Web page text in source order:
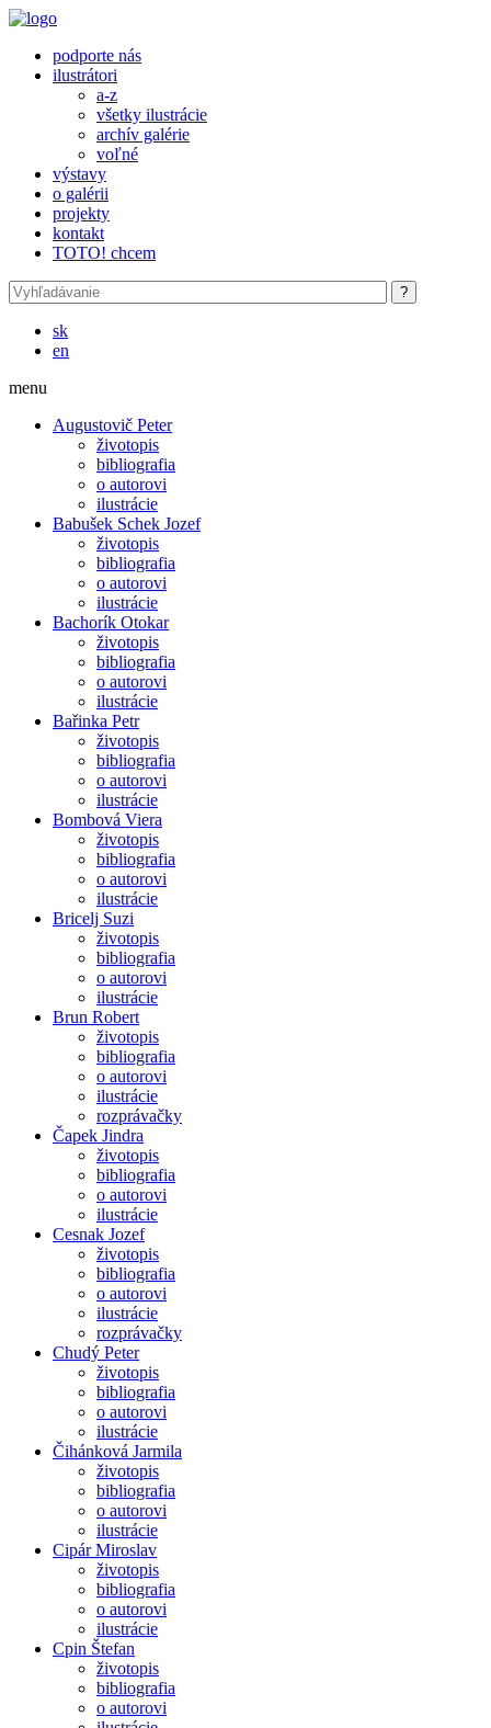
Skočiť na hlavný obsah
podporte nás
ilustrátori
a-z
všetky ilustrácie
archív galérie
voľné
výstavy
o galérii
projekty
kontakt
TOTO! chcem
sk
en
menu
Augustovič Peter
životopis
bibliografia
o autorovi
ilustrácie
Babušek Schek Jozef
životopis
bibliografia
o autorovi
ilustrácie
Bachorík Otokar
životopis
bibliografia
o autorovi
ilustrácie
Bařinka Petr
životopis
bibliografia
o autorovi
ilustrácie
Bombová Viera
životopis
bibliografia
o autorovi
ilustrácie
Bricelj Suzi
životopis
bibliografia
o autorovi
ilustrácie
Brun Robert
životopis
bibliografia
o autorovi
ilustrácie
rozprávačky
Čapek Jindra
životopis
bibliografia
o autorovi
ilustrácie
Cesnak Jozef
životopis
bibliografia
o autorovi
ilustrácie
rozprávačky
Chudý Peter
životopis
bibliografia
o autorovi
ilustrácie
Čihánková Jarmila
životopis
bibliografia
o autorovi
ilustrácie
Cipár Miroslav
životopis
bibliografia
o autorovi
ilustrácie
Cpin Štefan
životopis
bibliografia
o autorovi